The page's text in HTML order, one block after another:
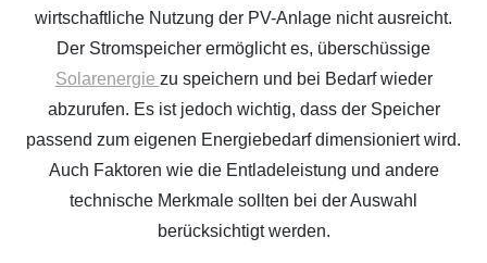
wirtschaftliche Nutzung der PV-Anlage nicht ausreicht.
Der Stromspeicher ermöglicht es, überschüssige
Solarenergie zu speichern und bei Bedarf wieder
abzurufen. Es ist jedoch wichtig, dass der Speicher
passend zum eigenen Energiebedarf dimensioniert wird.
Auch Faktoren wie die Entladeleistung und andere
technische Merkmale sollten bei der Auswahl
berücksichtigt werden.